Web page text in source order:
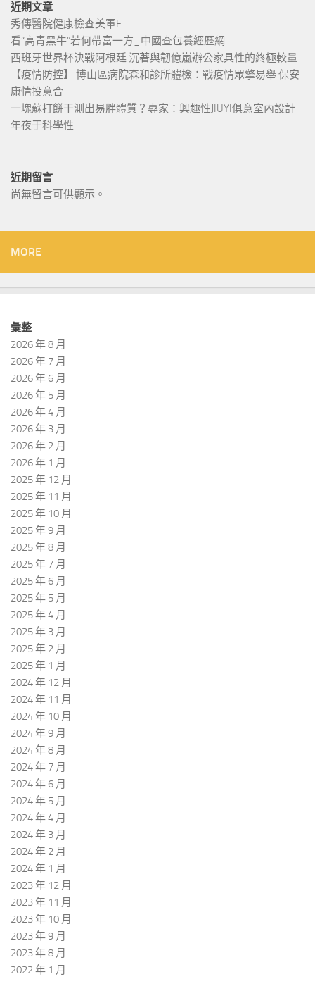
近期文章
秀傳醫院健康檢查美軍F
看“高青黑牛”若何帶富一方_中國查包養經歷網
西班牙世界杯決戰阿根廷 沉著與韌億嵐辦公家具性的終極較量
【疫情防控】 博山區病院森和診所體檢：戰疫情眾擎易舉 保安
康情投意合
一塊蘇打餅干測出易胖體質？專家：興趣性JIUYI俱意室內設計
年夜于科學性
近期留言
尚無留言可供顯示。
MORE
彙整
2026 年 8 月
2026 年 7 月
2026 年 6 月
2026 年 5 月
2026 年 4 月
2026 年 3 月
2026 年 2 月
2026 年 1 月
2025 年 12 月
2025 年 11 月
2025 年 10 月
2025 年 9 月
2025 年 8 月
2025 年 7 月
2025 年 6 月
2025 年 5 月
2025 年 4 月
2025 年 3 月
2025 年 2 月
2025 年 1 月
2024 年 12 月
2024 年 11 月
2024 年 10 月
2024 年 9 月
2024 年 8 月
2024 年 7 月
2024 年 6 月
2024 年 5 月
2024 年 4 月
2024 年 3 月
2024 年 2 月
2024 年 1 月
2023 年 12 月
2023 年 11 月
2023 年 10 月
2023 年 9 月
2023 年 8 月
2022 年 1 月